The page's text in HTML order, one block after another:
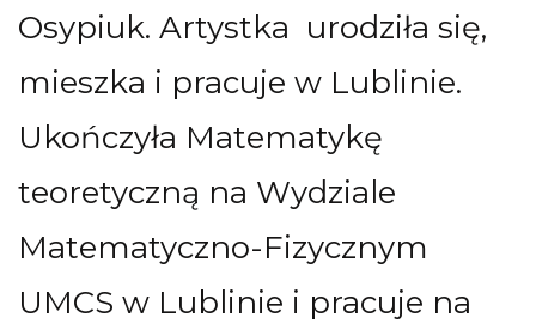
Osypiuk. Artystka urodziła się,
mieszka i pracuje w Lublinie.
Ukończyła Matematykę
teoretyczną na Wydziale
Matematyczno-Fizycznym
UMCS w Lublinie i pracuje na